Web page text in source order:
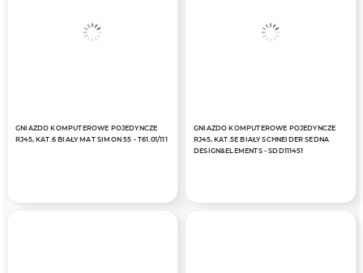
GNIAZDO KOMPUTEROWE POJEDYNCZE
RJ45, KAT.6 BIAŁY MAT SIMON 55 - T61.01/111
GNIAZDO KOMPUTEROWE POJEDYNCZE
RJ45, KAT.5E BIAŁY SCHNEIDER SEDNA
DESIGN&ELEMENTS - SDD111451